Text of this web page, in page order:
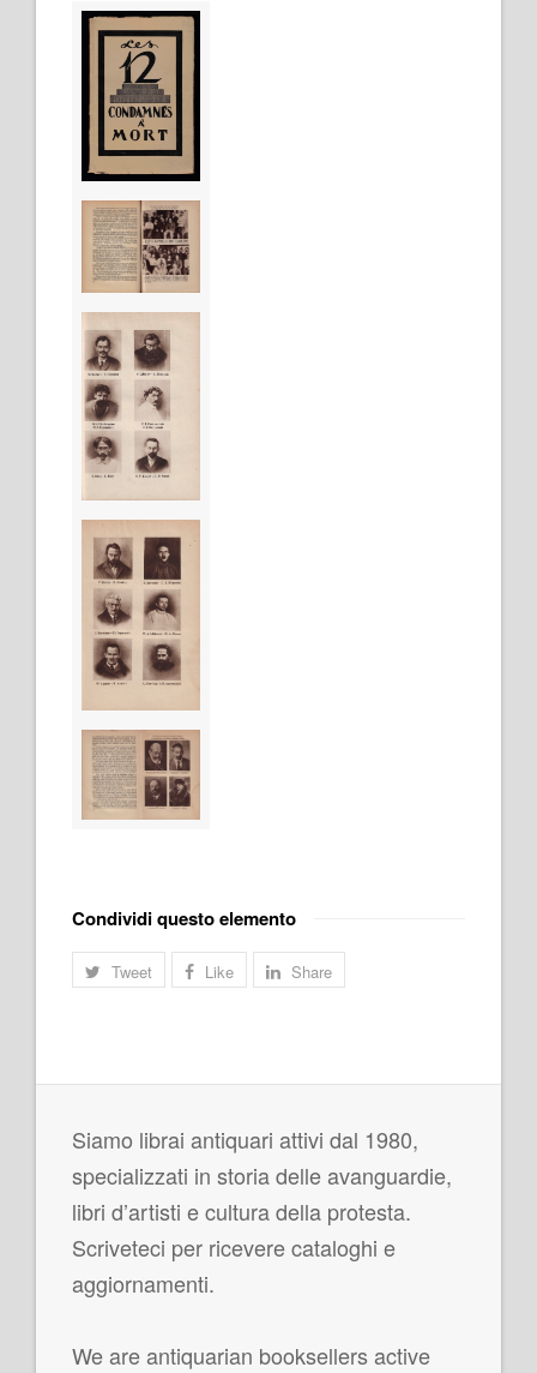
Condividi questo elemento
Tweet Like Share
Siamo librai antiquari attivi dal 1980,
specializzati in storia delle avanguardie,
libri d’artisti e cultura della protesta.
Scriveteci per ricevere cataloghi e
aggiornamenti.
We are antiquarian booksellers active